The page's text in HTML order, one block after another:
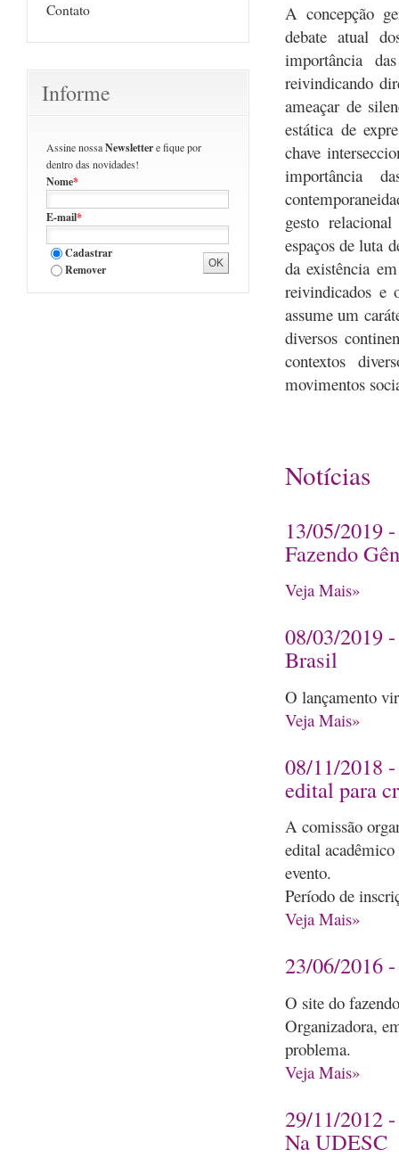
A concepção
debate atual
importância
reivindicando
ameaçar de
estática de
chave
importância
gesto
espaços de luta
da existência
reivindicados e
assume um
diversos
contextos
movimentos
Notícias
13/05/2019
Fazendo
Veja Mais»
08/03/2019
Brasil
O lançamento
Veja Mais»
08/11/2018
edital para
A comissão
edital
evento.
Período de
Veja Mais»
23/06/2016
O site do
Organizadora,
problema.
Veja Mais»
29/11/2012
Na UDESC
Contato
Informe
Assine nossaNewslettere fique por
dentro das novidades!
Nome*
E-mail*
Cadastrar
Remover